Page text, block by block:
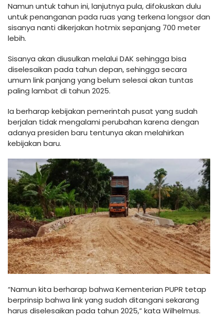
Namun untuk tahun ini, lanjutnya pula, difokuskan dulu
untuk penanganan pada ruas yang terkena longsor dan
sisanya nanti dikerjakan hotmix sepanjang 700 meter
lebih.
Sisanya akan diusulkan melalui DAK sehingga bisa
diselesaikan pada tahun depan, sehingga secara
umum link panjang yang belum selesai akan tuntas
paling lambat di tahun 2025.
Ia berharap kebijakan pemerintah pusat yang sudah
berjalan tidak mengalami perubahan karena dengan
adanya presiden baru tentunya akan melahirkan
kebijakan baru.
“Namun kita berharap bahwa Kementerian PUPR tetap
berprinsip bahwa link yang sudah ditangani sekarang
harus diselesaikan pada tahun 2025,” kata Wilhelmus.